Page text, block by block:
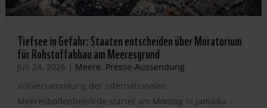
Tiefsee in Gefahr: Staaten entscheiden über Moratorium
für Rohstoffabbau am Meeresgrund
Juli 24, 2026 | Meere, Presse-Aussendung
Vollversammlung der internationalen
Meeresbodenbehörde startet am Montag in Jamaika –